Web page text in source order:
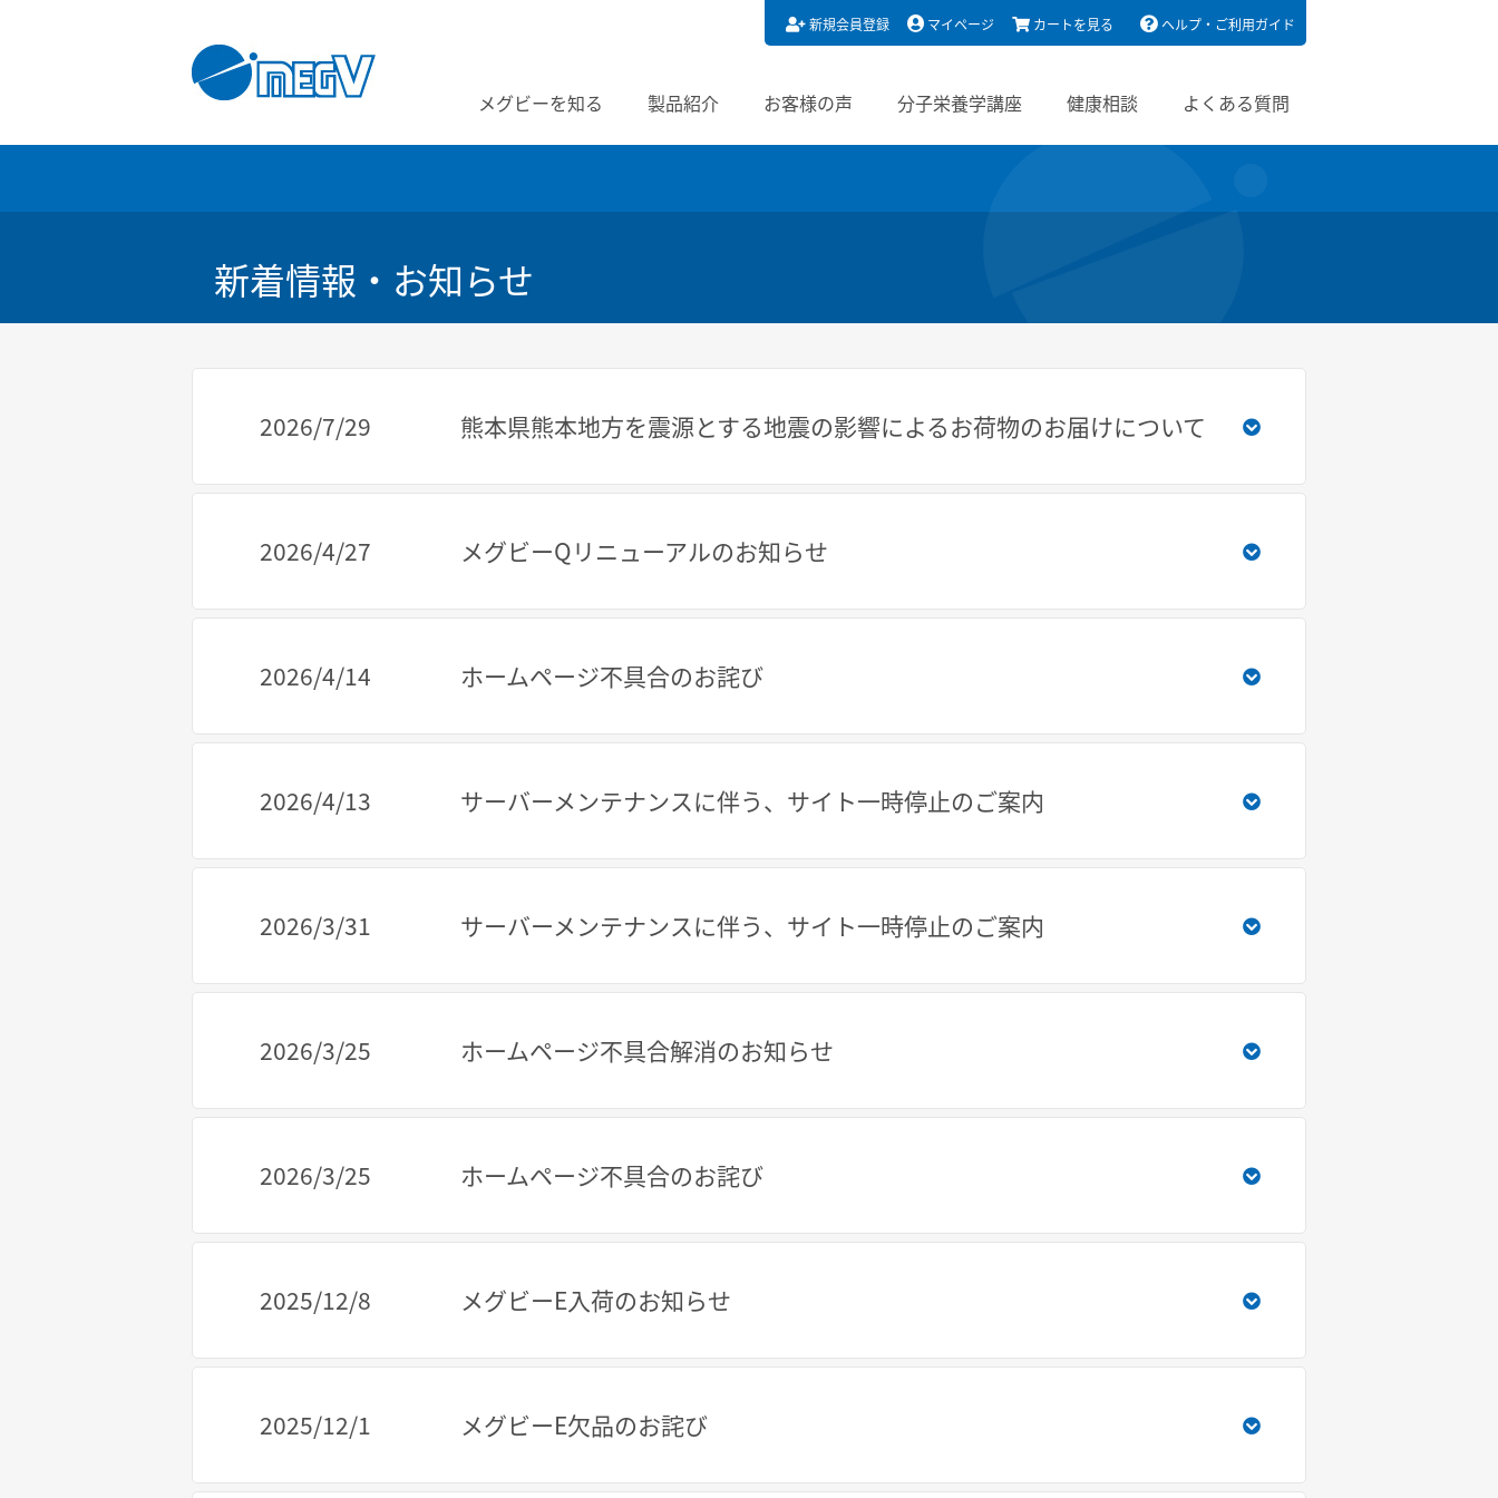
新規会員登録 マイページ カートを見る ヘルプ・ご利用ガイド
メグビーを知る 製品紹介 お客様の声 分子栄養学講座 健康相談 よくある質問
新着情報・お知らせ
2026/7/29 熊本県熊本地方を震源とする地震の影響によるお荷物のお届けについて
2026/4/27 メグビーQリニューアルのお知らせ
2026/4/14 ホームページ不具合のお詫び
2026/4/13 サーバーメンテナンスに伴う、サイト一時停止のご案内
2026/3/31 サーバーメンテナンスに伴う、サイト一時停止のご案内
2026/3/25 ホームページ不具合解消のお知らせ
2026/3/25 ホームページ不具合のお詫び
2025/12/8 メグビーE入荷のお知らせ
2025/12/1 メグビーE欠品のお詫び